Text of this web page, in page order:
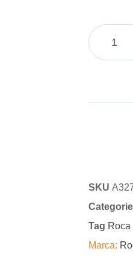
SKU
Tag Roca
Marca: